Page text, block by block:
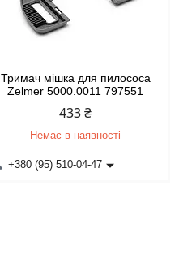
Тримач мішка для пилососа
Zelmer 5000.0011 797551
433 ₴
Немає в наявності
+380 (95) 510-04-47